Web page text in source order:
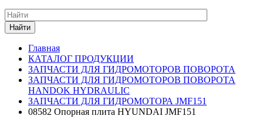
Найти
Главная
КАТАЛОГ ПРОДУКЦИИ
ЗАПЧАСТИ ДЛЯ ГИДРОМОТОРОВ ПОВОРОТА
ЗАПЧАСТИ ДЛЯ ГИДРОМОТОРОВ ПОВОРОТА
HANDOK HYDRAULIC
ЗАПЧАСТИ ДЛЯ ГИДРОМОТОРА JMF151
08582 Опорная плита HYUNDAI JMF151